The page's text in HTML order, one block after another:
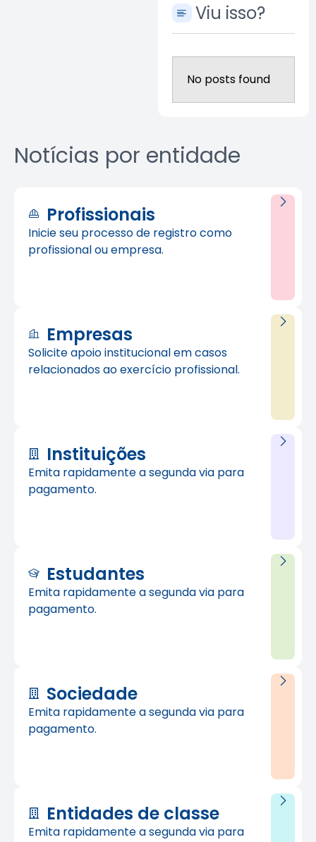
Viu isso?
No posts found
Notícias por entidade
Profissionais
Inicie seu processo de registro como
profissional ou empresa.
Empresas
Solicite apoio institucional em casos
relacionados ao exercício profissional.
Instituições
Emita rapidamente a segunda via para
pagamento.
Estudantes
Emita rapidamente a segunda via para
pagamento.
Sociedade
Emita rapidamente a segunda via para
pagamento.
Entidades de classe
Emita rapidamente a segunda via para